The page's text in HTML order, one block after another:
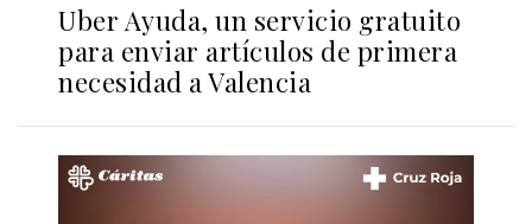
Uber Ayuda, un servicio gratuito
para enviar artículos de primera
necesidad a Valencia